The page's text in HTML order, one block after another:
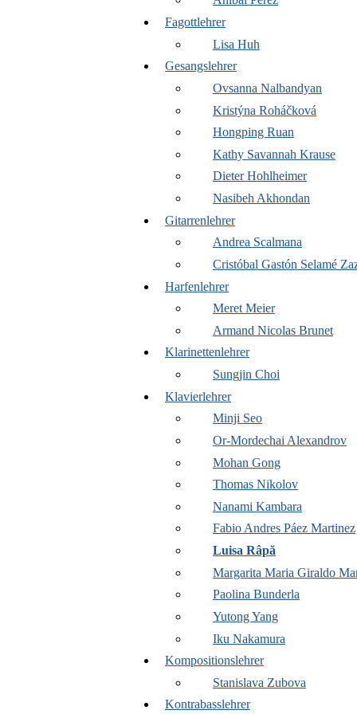
Fagottlehrer
Lisa Huh
Gesangslehrer
Ovsanna Nalbandyan
Kristýna Roháčková
Hongping Ruan
Kathy Savannah Krause
Dieter Hohlheimer
Nasibeh Akhondan
Gitarrenlehrer
Andrea Scalmana
Cristóbal Gastón Selamé
Harfenlehrer
Meret Meier
Armand Nicolas Brunet
Klarinettenlehrer
Sungjin Choi
Klavierlehrer
Minji Seo
Or-Mordechai Alexandrov
Mohan Gong
Thomas Nikolov
Nanami Kambara
Fabio Andres Páez Martinez
Luisa Râpă
Margarita Maria Giraldo
Paolina Bunderla
Yutong Yang
Iku Nakamura
Kompositionslehrer
Stanislava Zubova
Kontrabasslehrer